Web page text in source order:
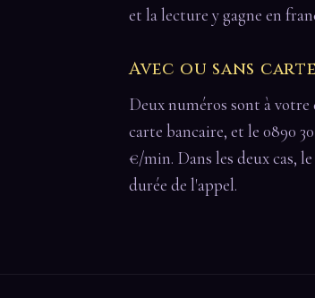
et la lecture y gagne en
Avec ou sans
Deux numéros sont à votre
carte bancaire, et le 0890
€/min. Dans les deux cas,
durée de l'appel.